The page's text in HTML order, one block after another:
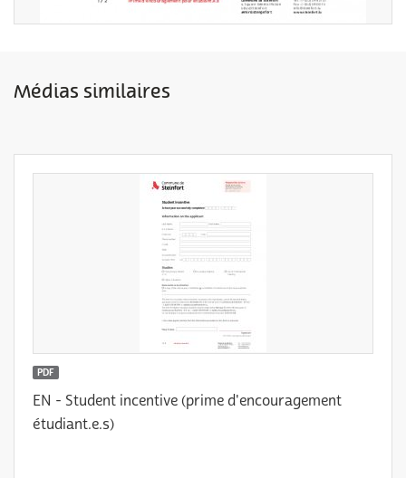
Médias similaires
PDF
EN - Student incentive (prime d'encouragement
étudiant.e.s)